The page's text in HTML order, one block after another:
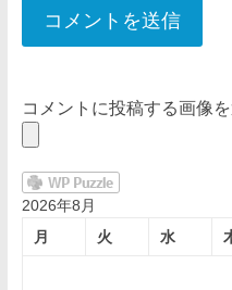
コメントに投稿する画像
2026年8月
月
火 水